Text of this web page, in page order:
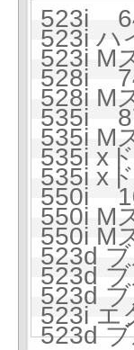
523i
523i
523i M
528i
528i M
535i
535i M
535i x
535i x
550i
550i M
550i M
523d
523d
523d
523i
523d